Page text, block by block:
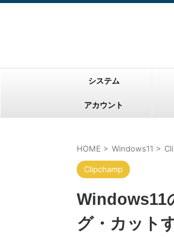
システム
アカウント
HOME > Windows11 >
Clipchamp
Windows11
グ・カット